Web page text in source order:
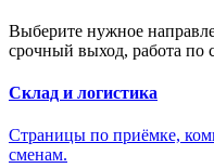
Выберите нужное
срочный выход, работа по
Склад и логистика
Страницы по приёмке,
сменам.